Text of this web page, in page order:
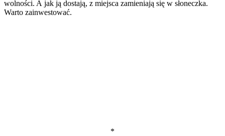
wolności. A jak ją dostają, z miejsca zamieniają się w słoneczka.
Warto zainwestować.
*